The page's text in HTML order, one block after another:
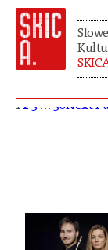
12 3 … 38Next